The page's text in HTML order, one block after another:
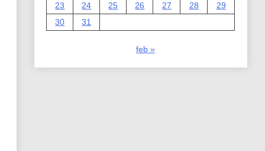
23
24 25 26 27 28
29
30
31
feb »